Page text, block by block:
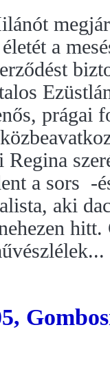
a
prágai
Regina
a sors -
aki